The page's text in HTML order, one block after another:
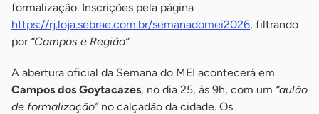
formalização. Inscrições pela página
https://rj.loja.sebrae.com.br/semanadomei2026, filtrando
por “Campos e Região”.
A abertura oficial da Semana do MEI acontecerá em
Campos dos Goytacazes, no dia 25, às 9h, com um “aulão
de formalização”no calçadão da cidade. Os